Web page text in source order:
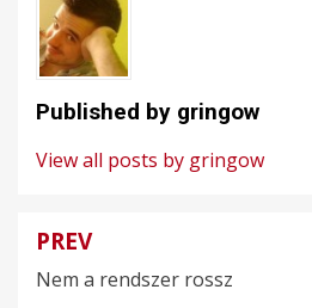
Published by gringow
View all posts by gringow
Bejegyzés
navigáció
PREV
Nem a rendszer rossz